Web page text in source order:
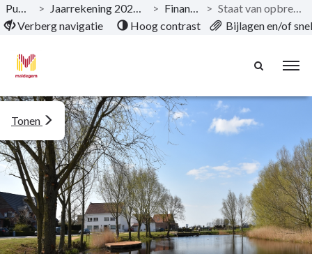
Naar hoofdinhoud
Publicaties > Jaarrekening 2024 Gemeente & OCMW > Financiële nota >
Staat van opbrengsten en kosten (J5)
Verberg navigatie
Hoog contrast Bijlagen en/of
Tonen